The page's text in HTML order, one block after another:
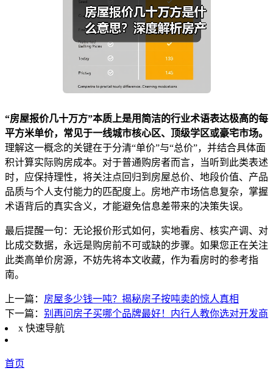
“房屋报价几十万方”本质上是用简洁的行业术语表达极高的每
平方米单价，常见于一线城市核心区、顶级学区或豪宅市场。
理解这一概念的关键在于分清“单价”与“总价”，并结合具体面
积计算实际购房成本。对于普通购房者而言，当听到此类表述
时，应保持理性，将关注点回归到房屋总价、地段价值、产品
品质与个人支付能力的匹配度上。房地产市场信息复杂，掌握
术语背后的真实含义，才能避免信息差带来的决策失误。
最后提醒一句：无论报价形式如何，实地看房、核实产调、对
比成交数据，永远是购房前不可或缺的步骤。如果您正在关注
此类高单价房源，不妨先将本文收藏，作为看房时的参考指
南。
上一篇： 房屋多少钱一吨？揭秘房子按吨卖的惊人真相
下一篇： 别再问房子买哪个品牌最好！内行人教你选对开发商
x 快速导航
首页